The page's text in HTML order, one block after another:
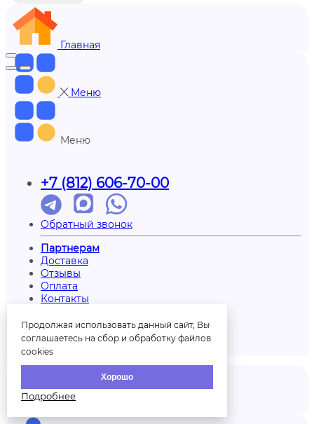
Главная
Меню
Меню
+7 (812) 606-70-00
Обратный звонок
Партнерам
Доставка
Отзывы
Оплата
Контакты
Вопрос/ответ
Печать на шарах
Палитра шаров
Продолжая использовать данный сайт, Вы
соглашаетесь на сбор и обработку файлов
cookies
Хорошо
Подробнее